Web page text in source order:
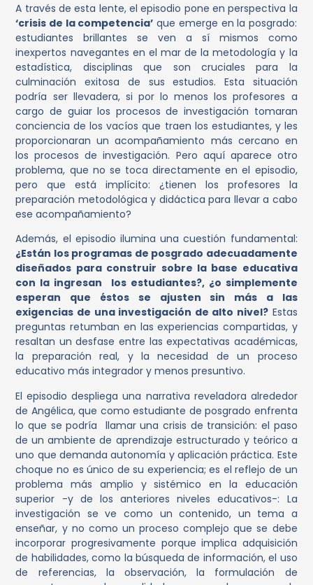
A través de esta lente, el episodio pone en perspectiva la
‘crisis de la competencia’ que emerge en la posgrado:
estudiantes brillantes se ven a sí mismos como
inexpertos navegantes en el mar de la metodología y la
estadística, disciplinas que son cruciales para la
culminación exitosa de sus estudios. Esta situación
podría ser llevadera, si por lo menos los profesores a
cargo de guiar los procesos de investigación tomaran
conciencia de los vacíos que traen los estudiantes, y les
proporcionaran un acompañamiento más cercano en
los procesos de investigación. Pero aquí aparece otro
problema, que no se toca directamente en el episodio,
pero que está implícito: ¿tienen los profesores la
preparación metodológica y didáctica para llevar a cabo
ese acompañamiento?
Además, el episodio ilumina una cuestión fundamental:
¿Están los programas de posgrado adecuadamente
diseñados para construir sobre la base educativa
con la ingresan los estudiantes?, ¿o simplemente
esperan que éstos se ajusten sin más a las
exigencias de una investigación de alto nivel? Estas
preguntas retumban en las experiencias compartidas, y
resaltan un desfase entre las expectativas académicas,
la preparación real, y la necesidad de un proceso
educativo más integrador y menos presuntivo.
El episodio despliega una narrativa reveladora alrededor
de Angélica, que como estudiante de posgrado enfrenta
lo que se podría llamar una crisis de transición: el paso
de un ambiente de aprendizaje estructurado y teórico a
uno que demanda autonomía y aplicación práctica. Este
choque no es único de su experiencia; es el reflejo de un
problema más amplio y sistémico en la educación
superior -y de los anteriores niveles educativos-: La
investigación se ve como un contenido, un tema a
enseñar, y no como un proceso complejo que se debe
incorporar progresivamente porque implica adquisición
de habilidades, como la búsqueda de información, el uso
de referencias, la observación, la formulación de